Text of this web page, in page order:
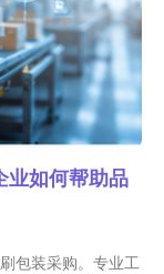
业如何帮助品
包装采购。专业工